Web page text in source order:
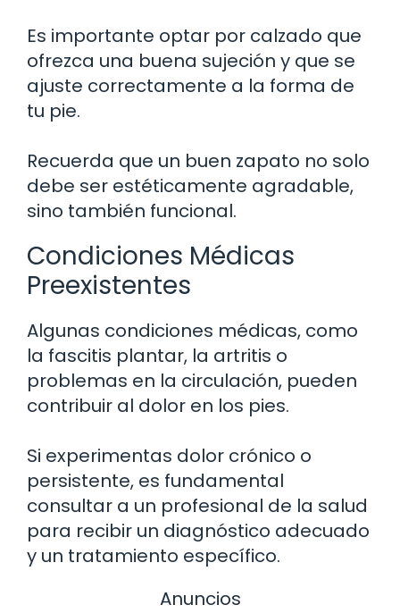
Es importante optar por calzado que
ofrezca una buena sujeción y que se
ajuste correctamente a la forma de
tu pie.
Recuerda que un buen zapato no solo
debe ser estéticamente agradable,
sino también funcional.
Condiciones Médicas
Preexistentes
Algunas condiciones médicas, como
la fascitis plantar, la artritis o
problemas en la circulación, pueden
contribuir al dolor en los pies.
Si experimentas dolor crónico o
persistente, es fundamental
consultar a un profesional de la salud
para recibir un diagnóstico adecuado
y un tratamiento específico.
Anuncios